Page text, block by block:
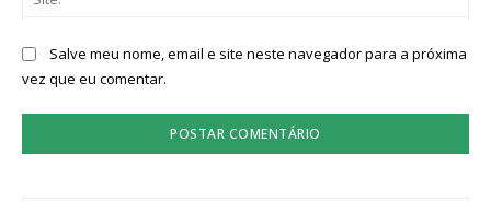
Salve meu nome, email e site neste navegador para a próxima
vez que eu comentar.